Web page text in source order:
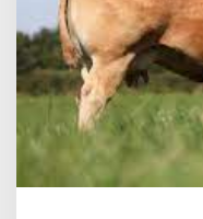
a
p
K
e
t
h
a